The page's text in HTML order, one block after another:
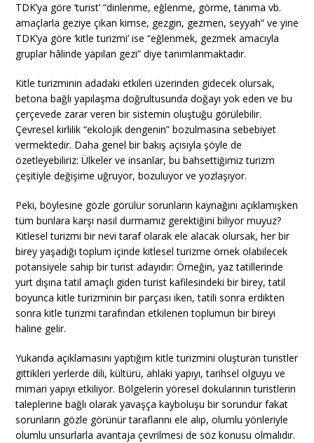
TDK’ya göre ‘turist’ “dinlenme, eğlenme, görme, tanıma vb.
amaçlarla geziye çıkan kimse, gezgin, gezmen, seyyah” ve yine
TDK’ya göre ‘kitle turizmi’ ise “eğlenmek, gezmek amacıyla
gruplar hâlinde yapılan gezi” diye tanımlanmaktadır.
Kitle turizminin adadaki etkileri üzerinden gidecek olursak,
betona bağlı yapılaşma doğrultusunda doğayı yok eden ve bu
çerçevede zarar veren bir sistemin oluştuğu görülebilir.
Çevresel kirlilik “ekolojik dengenin” bozulmasına sebebiyet
vermektedir. Daha genel bir bakış açısıyla şöyle de
özetleyebiliriz: Ülkeler ve insanlar, bu bahsettiğimiz turizm
çeşitiyle değişime uğruyor, bozuluyor ve yozlaşıyor.
Peki, böylesine gözle görülür sorunların kaynağını açıklamışken
tüm bunlara karşı nasıl durmamız gerektiğini biliyor muyuz?
Kitlesel turizmi bir nevi taraf olarak ele alacak olursak, her bir
birey yaşadığı toplum içinde kitlesel turizme örnek olabilecek
potansiyele sahip bir turist adayıdır: Örneğin, yaz tatillerinde
yurt dışına tatil amaçlı giden turist kafilesindeki bir birey, tatil
boyunca kitle turizminin bir parçası iken, tatili sonra erdikten
sonra kitle turizmi tarafından etkilenen toplumun bir bireyi
haline gelir.
Yukarıda açıklamasını yaptığım kitle turizmini oluşturan turistler
gittikleri yerlerde dili, kültürü, ahlaki yapıyı, tarihsel olguyu ve
mimari yapıyı etkiliyor. Bölgelerin yöresel dokularının turistlerin
taleplerine bağlı olarak yavaşça kayboluşu bir sorundur fakat
sorunların gözle görünür taraflarını ele alıp, olumlu yönleriyle
olumlu unsurlarla avantaja çevrilmesi de söz konusu olmalıdır.